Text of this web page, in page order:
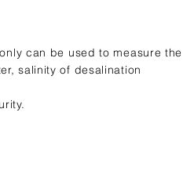
can be used to measure the
salinity of desalination